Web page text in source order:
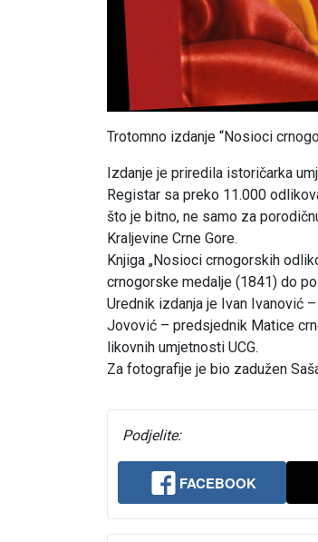
Trotomno izdanje “Nosioci
Izdanje je priredila istoričarka
Registar sa preko 11.000
što je bitno, ne samo za
Kraljevine Crne Gore.
Knjiga „Nosioci crnogorskih
crnogorske medalje (1841) do
Urednik izdanja je Ivan Ivanović
Jovović – predsjednik Matice
likovnih umjetnosti UCG.
Za fotografije je bio zadužen
Podjelite:
FACEBOOK